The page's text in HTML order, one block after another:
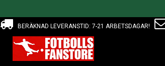
BERÄKNAD LEVERANSTID: 7-21 ARBETSDAGAR!